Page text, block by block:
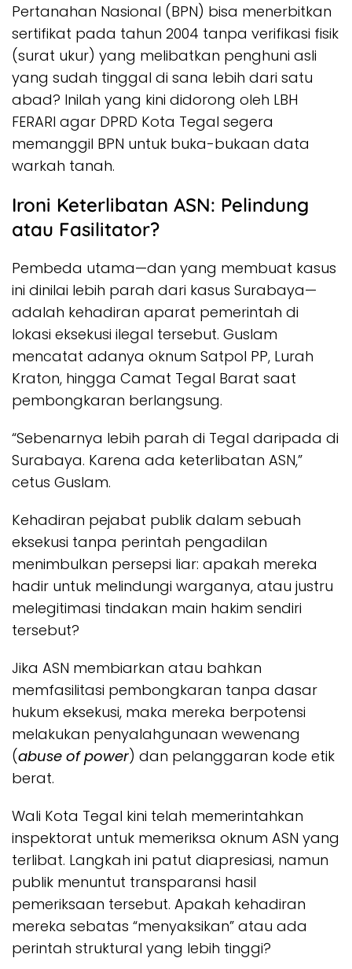
Pertanahan Nasional (BPN) bisa menerbitkan
sertifikat pada tahun 2004 tanpa verifikasi fisik
(surat ukur) yang melibatkan penghuni asli
yang sudah tinggal di sana lebih dari satu
abad? Inilah yang kini didorong oleh LBH
FERARI agar DPRD Kota Tegal segera
memanggil BPN untuk buka-bukaan data
warkah tanah.
Ironi Keterlibatan ASN: Pelindung
atau Fasilitator?
Pembeda utama—dan yang membuat kasus
ini dinilai lebih parah dari kasus Surabaya—
adalah kehadiran aparat pemerintah di
lokasi eksekusi ilegal tersebut. Guslam
mencatat adanya oknum Satpol PP, Lurah
Kraton, hingga Camat Tegal Barat saat
pembongkaran berlangsung.
“Sebenarnya lebih parah di Tegal daripada di
Surabaya. Karena ada keterlibatan ASN,”
cetus Guslam.
Kehadiran pejabat publik dalam sebuah
eksekusi tanpa perintah pengadilan
menimbulkan persepsi liar: apakah mereka
hadir untuk melindungi warganya, atau justru
melegitimasi tindakan main hakim sendiri
tersebut?
Jika ASN membiarkan atau bahkan
memfasilitasi pembongkaran tanpa dasar
hukum eksekusi, maka mereka berpotensi
melakukan penyalahgunaan wewenang
(abuse of power) dan pelanggaran kode etik
berat.
Wali Kota Tegal kini telah memerintahkan
inspektorat untuk memeriksa oknum ASN yang
terlibat. Langkah ini patut diapresiasi, namun
publik menuntut transparansi hasil
pemeriksaan tersebut. Apakah kehadiran
mereka sebatas “menyaksikan” atau ada
perintah struktural yang lebih tinggi?